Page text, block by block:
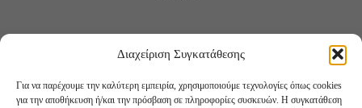
Διαχείριση Συγκατάθεσης
Για να παρέχουμε την καλύτερη εμπειρία, χρησιμοποιούμε τεχνολογίες όπως cookies
για την αποθήκευση ή/και την πρόσβαση σε πληροφορίες συσκευών. Η συγκατάθεση